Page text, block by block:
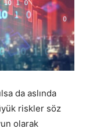
da aslında
riskler söz
olarak